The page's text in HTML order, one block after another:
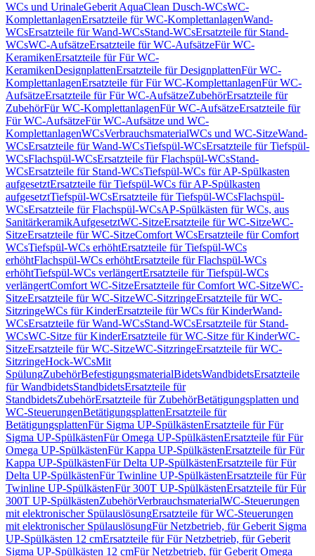
WCs und UrinaleGeberit AquaClean Dusch-WCsWC-
KomplettanlagenErsatzteile für WC-KomplettanlagenWand-
WCsErsatzteile für Wand-WCsStand-WCsErsatzteile für Stand-
WCsWC-AufsätzeErsatzteile für WC-AufsätzeFür WC-
KeramikenErsatzteile für Für WC-
KeramikenDesignplattenErsatzteile für DesignplattenFür WC-
KomplettanlagenErsatzteile für Für WC-KomplettanlagenFür WC-
AufsätzeErsatzteile für Für WC-AufsätzeZubehörErsatzteile für
ZubehörFür WC-KomplettanlagenFür WC-AufsätzeErsatzteile für
Für WC-AufsätzeFür WC-Aufsätze und WC-
KomplettanlagenWCsVerbrauchsmaterialWCs und WC-SitzeWand-
WCsErsatzteile für Wand-WCsTiefspül-WCsErsatzteile für Tiefspül-
WCsFlachspül-WCsErsatzteile für Flachspül-WCsStand-
WCsErsatzteile für Stand-WCsTiefspül-WCs für AP-Spülkasten
aufgesetztErsatzteile für Tiefspül-WCs für AP-Spülkasten
aufgesetztTiefspül-WCsErsatzteile für Tiefspül-WCsFlachspül-
WCsErsatzteile für Flachspül-WCsAP-Spülkästen für WCs, aus
SanitärkeramikAufgesetztWC-SitzeErsatzteile für WC-SitzeWC-
SitzeErsatzteile für WC-SitzeComfort WCsErsatzteile für Comfort
WCsTiefspül-WCs erhöhtErsatzteile für Tiefspül-WCs
erhöhtFlachspül-WCs erhöhtErsatzteile für Flachspül-WCs
erhöhtTiefspül-WCs verlängertErsatzteile für Tiefspül-WCs
verlängertComfort WC-SitzeErsatzteile für Comfort WC-SitzeWC-
SitzeErsatzteile für WC-SitzeWC-SitzringeErsatzteile für WC-
SitzringeWCs für KinderErsatzteile für WCs für KinderWand-
WCsErsatzteile für Wand-WCsStand-WCsErsatzteile für Stand-
WCsWC-Sitze für KinderErsatzteile für WC-Sitze für KinderWC-
SitzeErsatzteile für WC-SitzeWC-SitzringeErsatzteile für WC-
SitzringeHock-WCsMit
SpülungZubehörBefestigungsmaterialBidetsWandbidetsErsatzteile
für WandbidetsStandbidetsErsatzteile für
StandbidetsZubehörErsatzteile für ZubehörBetätigungsplatten und
WC-SteuerungenBetätigungsplattenErsatzteile für
BetätigungsplattenFür Sigma UP-SpülkästenErsatzteile für Für
Sigma UP-SpülkästenFür Omega UP-SpülkästenErsatzteile für Für
Omega UP-SpülkästenFür Kappa UP-SpülkästenErsatzteile für Für
Kappa UP-SpülkästenFür Delta UP-SpülkästenErsatzteile für Für
Delta UP-SpülkästenFür Twinline UP-SpülkästenErsatzteile für Für
Twinline UP-SpülkästenFür 300T UP-SpülkästenErsatzteile für Für
300T UP-SpülkästenZubehörVerbrauchsmaterialWC-Steuerungen
mit elektronischer SpülauslösungErsatzteile für WC-Steuerungen
mit elektronischer SpülauslösungFür Netzbetrieb, für Geberit Sigma
UP-Spülkästen 12 cmErsatzteile für Für Netzbetrieb, für Geberit
Sigma UP-Spülkästen 12 cmFür Netzbetrieb, für Geberit Omega